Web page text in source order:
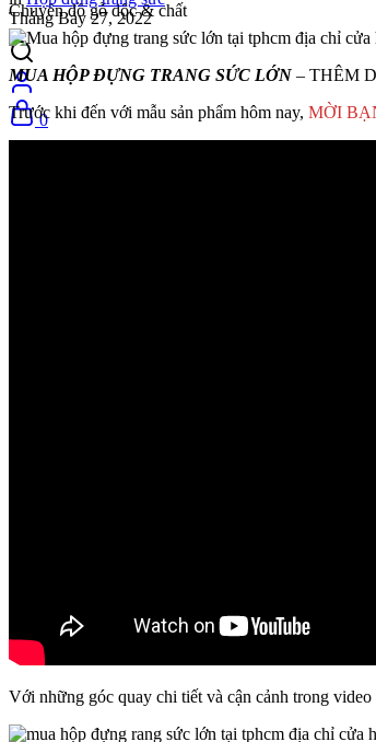
Chuyên đồ gỗ độc & chất
0
Tháng Bảy 27, 2022
MUA HỘP ĐỰNG TRANG SỨC LỚN – THÊM
Trước khi đến với mẫu sản phẩm hôm nay, MỜI
Với những góc quay chi tiết và cận cảnh trong